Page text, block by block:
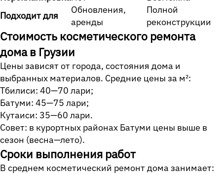
Подходит для
Обновления,
аренды
Полной
реконструкции
Стоимость косметического ремонта
дома в Грузии
Цены зависят от города, состояния дома и
выбранных материалов. Средние цены за м²:
Тбилиси: 40—70 лари;
Батуми: 45—75 лари;
Кутаиси: 35—60 лари.
Совет: в курортных районах Батуми цены выше в
сезон (весна—лето).
Сроки выполнения работ
В среднем косметический ремонт дома занимает: